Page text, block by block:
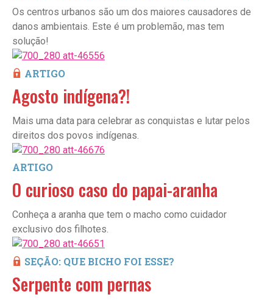
Os centros urbanos são um dos maiores causadores de
danos ambientais. Este é um problemão, mas tem
solução!
ARTIGO
Agosto indígena?!
Mais uma data para celebrar as conquistas e lutar pelos
direitos dos povos indígenas.
ARTIGO
O curioso caso do papai-aranha
Conheça a aranha que tem o macho como cuidador
exclusivo dos filhotes.
SEÇÃO: QUE BICHO FOI ESSE?
Serpente com pernas